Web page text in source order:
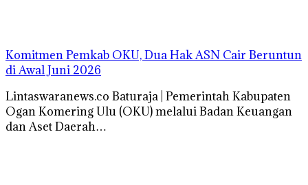
Komitmen Pemkab OKU, Dua Hak ASN Cair Beruntun
di Awal Juni 2026
Lintaswaranews.co Baturaja | Pemerintah Kabupaten
Ogan Komering Ulu (OKU) melalui Badan Keuangan
dan Aset Daerah…